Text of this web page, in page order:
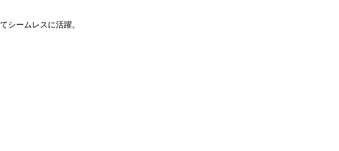
シームレスに活躍。